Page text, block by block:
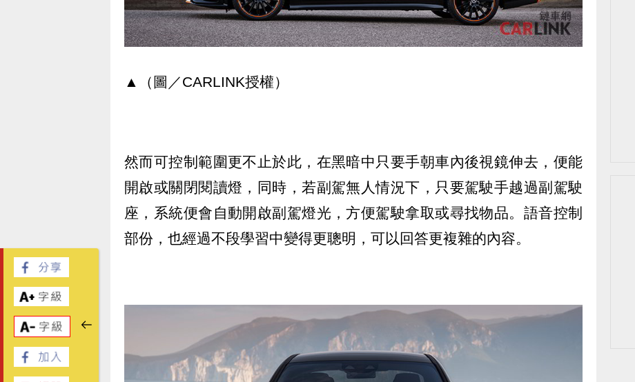
▲（圖／CARLINK授權）
然而可控制範圍更不止於此，在黑暗中只要手朝車內後視鏡伸去，便能
開啟或關閉閱讀燈，同時，若副駕無人情況下，只要駕駛手越過副駕駛
座，系統便會自動開啟副駕燈光，方便駕駛拿取或尋找物品。語音控制
部份，也經過不段學習中變得更聰明，可以回答更複雜的內容。